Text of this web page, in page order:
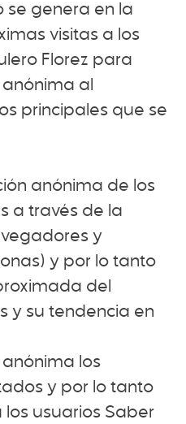
se genera en la
visitas a los
Florez para
al
principales que se
anónima de los
a través de la
y
y por lo tanto
del
y su tendencia en
los
y por lo tanto
usuarios Saber